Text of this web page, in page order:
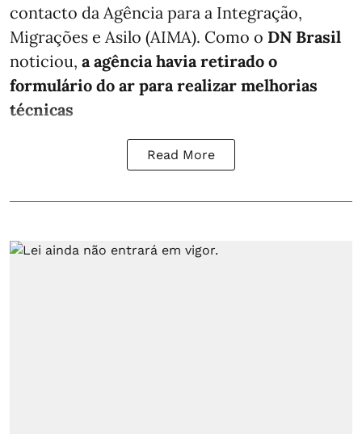
contacto da Agência para a Integração,
Migrações e Asilo (AIMA). Como o DN Brasil
noticiou, a agência havia retirado o
formulário do ar para realizar melhorias
técnicas
Read More